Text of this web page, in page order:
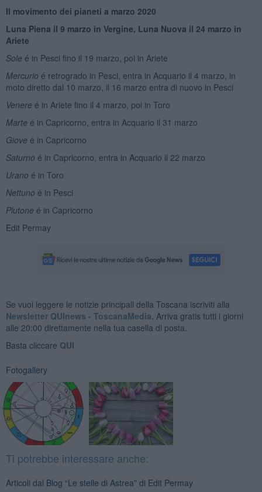
Il movimento dei pianeti a marzo 2020
Luna Piena il 9 marzo in Vergine, Luna Nuova il 24 marzo in
Ariete
Sole é in Pesci fino il 19 marzo, poi in Ariete
Mercurio é retrogrado in Pesci, entra in Acquario il 4 marzo, in
moto diretto dal 10 marzo, il 16 marzo entra di nuovo in Pesci
Venere é in Ariete fino il 4 marzo, poi in Toro
Marte é in Capricorno, entra in Acquario il 31 marzo
Giove é in Capricorno
Saturno é in Capricorno, entra in Acquario il 22 marzo
Urano é in Toro
Nettuno é in Pesci
Plutone é in Capricorno
Edit Permay
Se vuoi leggere le notizie principali della Toscana iscriviti alla
Newsletter QUInews - ToscanaMedia. Arriva gratis tutti i giorni
alle 20:00 direttamente nella tua casella di posta.
Basta cliccare QUI
Fotogallery
Ti potrebbe interessare anche:
Articoli dal Blog “Le stelle di Astrea” di Edit Permay